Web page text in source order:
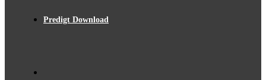
Predigt Download